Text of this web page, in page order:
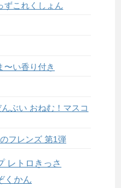
ずこれくしょん
い香り付き
ぶい おねむ！マスコ
フレンズ 第1弾
レトロきっさ
くかん